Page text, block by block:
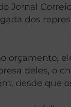
Jornal
dos
orçamento,
deles, o
desde que